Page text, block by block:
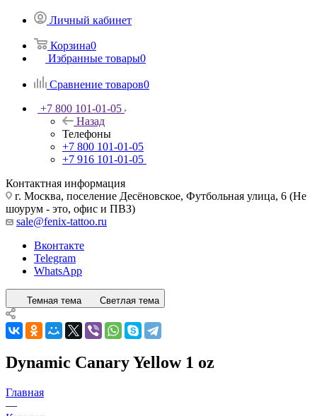
Личный кабинет
Корзина0
Избранные товары0
Сравнение товаров0
+7 800 101-01-05
Назад
Телефоны
+7 800 101-01-05
+7 916 101-01-05
Контактная информация
г. Москва, поселение Десёновское, Футбольная улица, 6 (Не
шоурум - это, офис и ПВЗ)
sale@fenix-tattoo.ru
Вконтакте
Telegram
WhatsApp
Темная тема Светлая тема
Dynamic Canary Yellow 1 oz
Главная
—